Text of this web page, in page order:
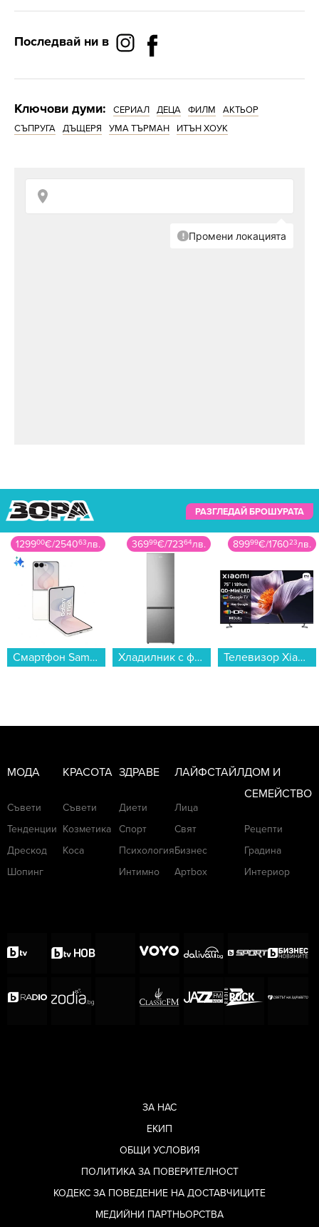
Последвай ни в
Ключови думи: СЕРИАЛ ДЕЦА ФИЛМ
АКТЬОР
СЪПРУГА
ДЪЩЕРЯ УМА ТЪРМАН ИТЪН ХОУК
РАЗГЛЕДАЙ БРОШУРАТА
36999€/72364лв.
Хладилник с фризер Gorenje NRK418EES4 , 255 l, E , No Frost , Инокс...
89999€/176023лв.
Телевизор Xiaomi TV S Pro Mini LED 75 2026 / ELA6336EU , 189 см, 3840x2160 UHD-4K , 75 inch, Android , Mini LED , Smart TV...
6999€/13689лв.
Грил преса Finlux DIGIMA...
МОДА
Съвети
Тенденции
Дрескод
Шопинг
КРАСОТА
Съвети
Козметика
Коса
ЗДРАВЕ
Диети
Спорт
Психология
Интимно
ЛАЙФСТАЙЛ
Лица
Свят
Бизнес
Артbox
ДОМ И
СЕМЕЙСТВО
Рецепти
Градина
Интериор
ЗА НАС
ЕКИП
ОБЩИ УСЛОВИЯ
ПОЛИТИКА ЗА ПОВЕРИТЕЛНОСТ
КОДЕКС ЗА ПОВЕДЕНИЕ НА ДОСТАВЧИЦИТЕ
МЕДИЙНИ ПАРТНЬОРСТВА